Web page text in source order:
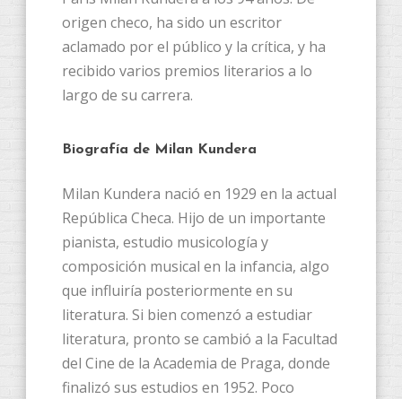
origen checo, ha sido un escritor
aclamado por el público y la crítica, y ha
recibido varios premios literarios a lo
largo de su carrera.
Biografía de Milan Kundera
Milan Kundera nació en 1929 en la actual
República Checa. Hijo de un importante
pianista, estudio musicología y
composición musical en la infancia, algo
que influiría posteriormente en su
literatura. Si bien comenzó a estudiar
literatura, pronto se cambió a la Facultad
del Cine de la Academia de Praga, donde
finalizó sus estudios en 1952. Poco